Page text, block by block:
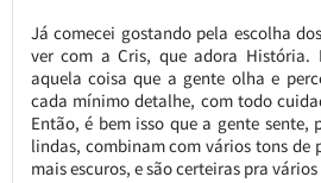
Já comecei gostando pela escolha
ver com a Cris, que adora
aquela coisa que a gente olha e
cada mínimo detalhe, com todo
Então, é bem isso que a gente sente,
lindas, combinam com vários tons de
mais escuros, e são certeiras pra